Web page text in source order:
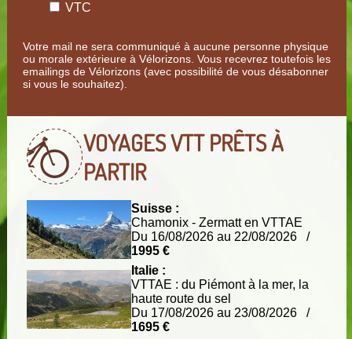
(i)
(i)
(i)
(i) (i)
VTC
Votre mail ne sera communiqué à aucune personne physique
ou morale extérieure à Vélorizons. Vous recevrez toutefois les
emailings de Vélorizons (avec possibilité de vous désabonner
si vous le souhaitez).
VOYAGES VTTPRÊTS À
PARTIR
Suisse :
Chamonix - Zermatt en VTTAE
Du 16/08/2026 au 22/08/2026 /
1995 €
Italie :
VTTAE : du Piémont à la mer, la
haute route du sel
Du 17/08/2026 au 23/08/2026 /
1695 €